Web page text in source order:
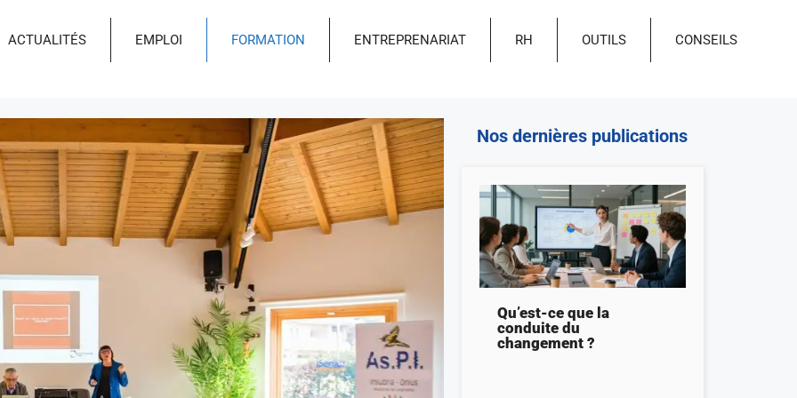
ACTUALITÉS EMPLOI FORMATION ENTREPRENARIAT RH OUTILS CONSEILS
Nos dernières publications
Qu’est-ce que la
conduite du
changement ?